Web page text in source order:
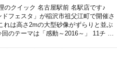
のクイック 名古屋駅前 名駅店です♪
ドフェスタ」が稲沢市祖父江町で開催さ
れは高さ2mの大型砂像がずらりと並ぶ
のテーマは「感動～2016～」 11チ …